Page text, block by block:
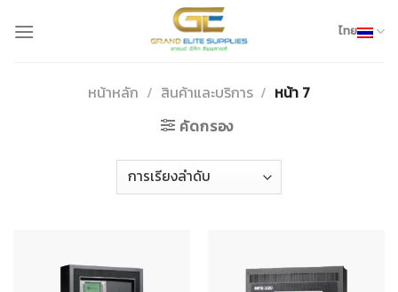
ไทย
หน้าหลัก / สินค้าและบริการ / หน้า 7
คัดกรอง